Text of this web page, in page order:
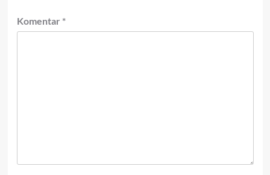
Komentar *